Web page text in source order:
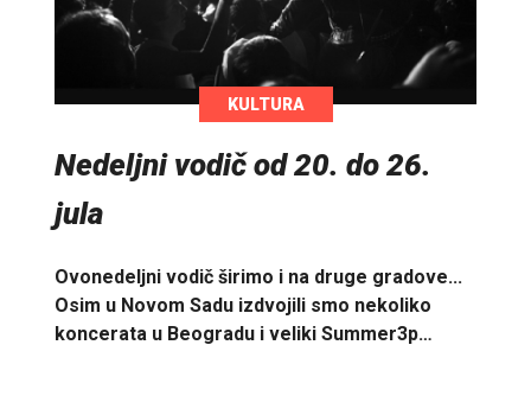
KULTURA
Nedeljni vodič od 20. do 26.
jula
Ovonedeljni vodič širimo i na druge gradove...
Osim u Novom Sadu izdvojili smo nekoliko
koncerata u Beogradu i veliki Summer3p…